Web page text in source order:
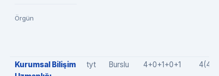
Örgün
Kurumsal Bilişim
tyt Burslu 4+0+1+0+1